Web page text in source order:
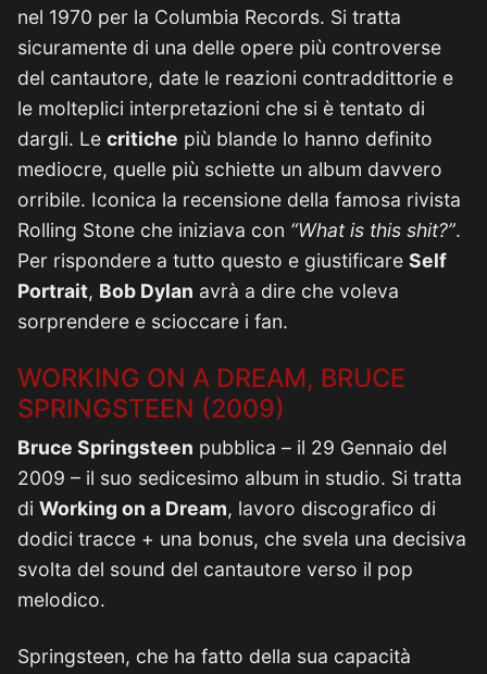
nel 1970 per la Columbia Records. Si tratta
sicuramente di una delle opere più controverse
del cantautore, date le reazioni contraddittorie e
le molteplici interpretazioni che si è tentato di
dargli. Le critiche più blande lo hanno definito
mediocre, quelle più schiette un album davvero
orribile. Iconica la recensione della famosa rivista
Rolling Stone che iniziava con “What is this shit?”.
Per rispondere a tutto questo e giustificare Self
Portrait, Bob Dylan avrà a dire che voleva
sorprendere e scioccare i fan.
WORKING ON A DREAM, BRUCE
SPRINGSTEEN (2009)
Bruce Springsteen pubblica – il 29 Gennaio del
2009 – il suo sedicesimo album in studio. Si tratta
di Working on a Dream, lavoro discografico di
dodici tracce + una bonus, che svela una decisiva
svolta del sound del cantautore verso il pop
melodico.
Springsteen, che ha fatto della sua capacità